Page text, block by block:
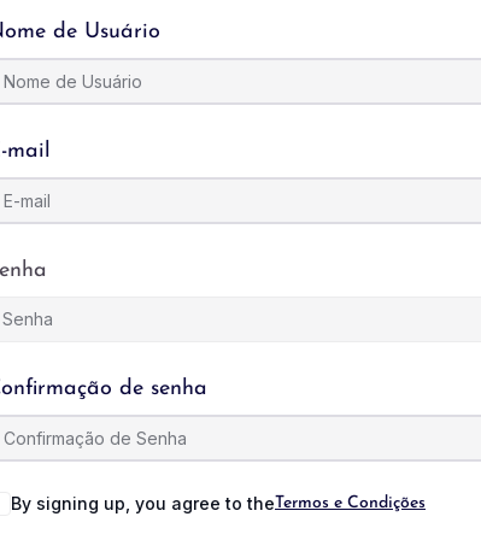
de Usuário
mail
de senha
By signing up, you agree to theTermos e Condições